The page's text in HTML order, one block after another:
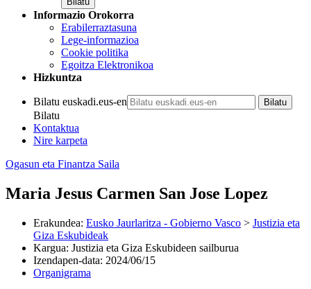
Informazio Orokorra
Erabilerraztasuna
Lege-informazioa
Cookie politika
Egoitza Elektronikoa
Hizkuntza
Bilatu euskadi.eus-en
Bilatu
Kontaktua
Nire karpeta
Ogasun eta Finantza Saila
Maria Jesus Carmen San Jose Lopez
Erakundea: Eusko Jaurlaritza - Gobierno Vasco > Justizia eta
Giza Eskubideak
Kargua: Justizia eta Giza Eskubideen sailburua
Izendapen-data: 2024/06/15
Organigrama